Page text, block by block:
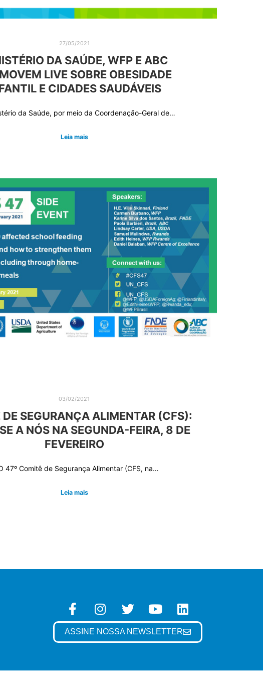
27/05/2021
DA SAÚDE, WFP E ABC
LIVE SOBRE OBESIDADE
E CIDADES SAUDÁVEIS
da Saúde, por meio da Coordenação-Geral de…
Leia mais
03/02/2021
SEGURANÇA ALIMENTAR (CFS):
A NÓS NA SEGUNDA-FEIRA, 8 DE
FEVEREIRO
47º Comitê de Segurança Alimentar (CFS, na…
Leia mais
ASSINE NOSSA NEWSLETTER